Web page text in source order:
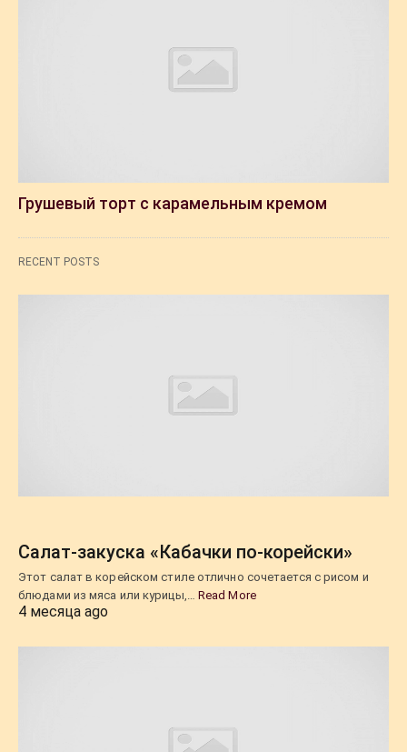
Грушевый торт с карамельным кремом
RECENT POSTS
Салат-закуска «Кабачки по-корейски»
Этот салат в корейском стиле отлично сочетается с рисом и
блюдами из мяса или курицы,… Read More
4 месяца ago